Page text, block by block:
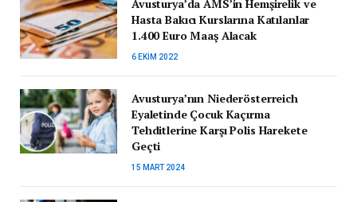
Avusturya’da AMS’in Hemşirelik ve
Hasta Bakıcı Kurslarına Katılanlar
1.400 Euro Maaş Alacak
6 EKIM 2022
Avusturya’nın Niederösterreich
Eyaletinde Çocuk Kaçırma
Tehditlerine Karşı Polis Harekete
Geçti
15 MART 2024